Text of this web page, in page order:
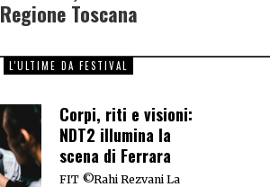
Regione Toscana
L'ULTIME DA FESTIVAL
Corpi, riti e visioni:
NDT2 illumina la
scena di Ferrara
FIT ©Rahi Rezvani La